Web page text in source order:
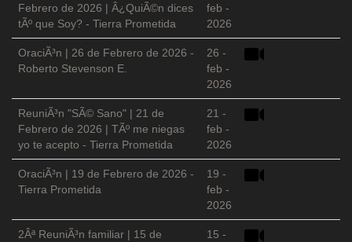
Febrero de 2026 | Â¿QuiÃ©n dices
tÃº que Soy? - Tierra Prometida
feb -
2026
OraciÃ³n | 26 de Febrero de 2026 -
Roberto Stevenson E.
26 -
feb -
2026
ReuniÃ³n "SÃ© Sano" | 21 de
Febrero de 2026 | TÃº me niegas
yo te acepto - Tierra Prometida
21 -
feb -
2026
OraciÃ³n | 19 de Febrero de 2026 -
Tierra Prometida
19 -
feb -
2026
2Âª ReuniÃ³n familiar | 15 de
15 -